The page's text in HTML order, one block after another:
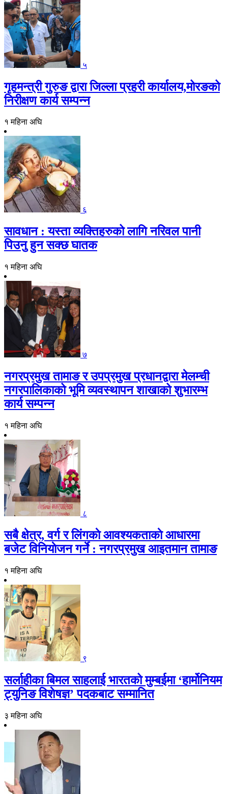
५
गृहमन्त्री गुरुङ द्वारा जिल्ला प्रहरी कार्यालय,मोरङको
निरीक्षण कार्य सम्पन्न
१ महिना अघि
६
सावधान : यस्ता व्यक्तिहरुको लागि नरिवल पानी
पिउनु हुन सक्छ घातक
१ महिना अघि
७
नगरप्रमुख तामाङ र उपप्रमुख प्रधानद्वारा मेलम्ची
नगरपालिकाको भूमि व्यवस्थापन शाखाको शुभारम्भ
कार्य सम्पन्न
१ महिना अघि
८
सबै क्षेत्र, वर्ग र लिंगकाे आवश्यकताकाे आधारमा
बजेट विनियाेजन गर्ने : नगरप्रमुख आइतमान तामाङ
१ महिना अघि
९
सर्लाहीका बिमल साहलाई भारतको मुम्बईमा ‘हार्मोनियम
ट्युनिङ विशेषज्ञ’ पदकबाट सम्मानित
३ महिना अघि